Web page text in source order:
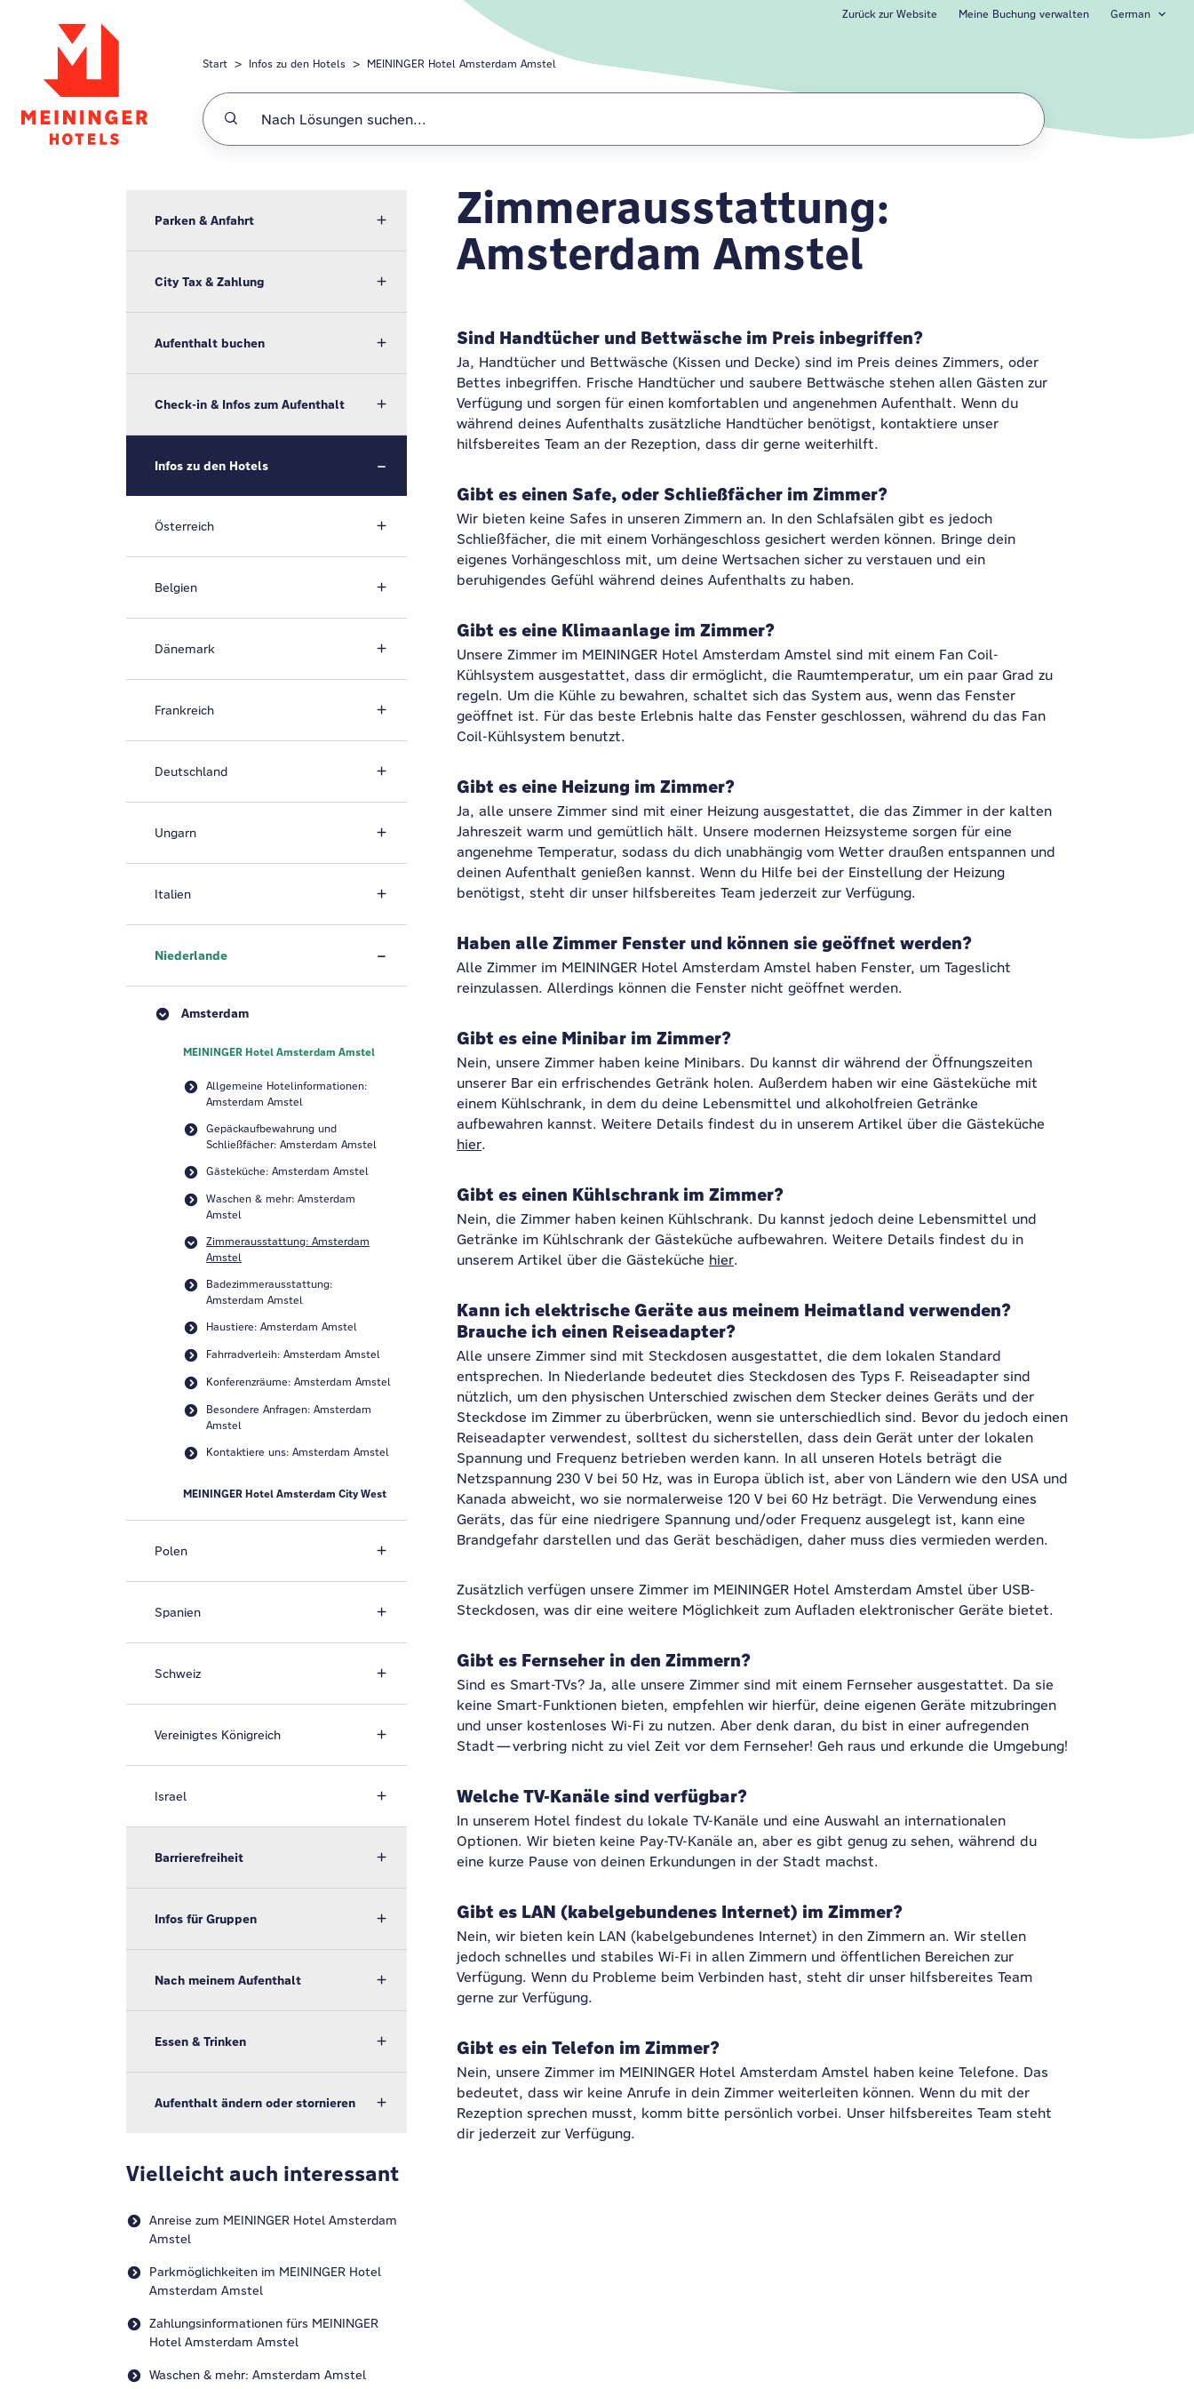
Zurück zur Website Meine Buchung verwalten German
Start Infos zu den Hotels MEININGER Hotel Amsterdam Amstel
MEININGER Hotel Amsterdam
Zimmerausstattung:
Amsterdam Amstel
Sind Handtücher und Bettwäsche im Preis inbegriffen?
Ja, Handtücher und Bettwäsche (Kissen und Decke) sind im Preis deines Zimmers, oder
Bettes inbegriffen. Frische Handtücher und saubere Bettwäsche stehen allen Gästen zur
Verfügung und sorgen für einen komfortablen und angenehmen Aufenthalt. Wenn du
während deines Aufenthalts zusätzliche Handtücher benötigst, kontaktiere unser
hilfsbereites Team an der Rezeption, dass dir gerne weiterhilft.
Gibt es einen Safe, oder Schließfächer im Zimmer?
Wir bieten keine Safes in unseren Zimmern an. In den Schlafsälen gibt es jedoch
Schließfächer, die mit einem Vorhängeschloss gesichert werden können. Bringe dein
eigenes Vorhängeschloss mit, um deine Wertsachen sicher zu verstauen und ein
beruhigendes Gefühl während deines Aufenthalts zu haben.
Gibt es eine Klimaanlage im Zimmer?
Unsere Zimmer im MEININGER Hotel Amsterdam Amstel sind mit einem Fan Coil-
Kühlsystem ausgestattet, dass dir ermöglicht, die Raumtemperatur, um ein paar Grad zu
regeln. Um die Kühle zu bewahren, schaltet sich das System aus, wenn das Fenster
geöffnet ist. Für das beste Erlebnis halte das Fenster geschlossen, während du das Fan
Coil-Kühlsystem benutzt.
Gibt es eine Heizung im Zimmer?
Ja, alle unsere Zimmer sind mit einer Heizung ausgestattet, die das Zimmer in der kalten
Jahreszeit warm und gemütlich hält. Unsere modernen Heizsysteme sorgen für eine
angenehme Temperatur, sodass du dich unabhängig vom Wetter draußen entspannen und
deinen Aufenthalt genießen kannst. Wenn du Hilfe bei der Einstellung der Heizung
benötigst, steht dir unser hilfsbereites Team jederzeit zur Verfügung.
Haben alle Zimmer Fenster und können sie geöffnet werden?
Alle Zimmer im MEININGER Hotel Amsterdam Amstel haben Fenster, um Tageslicht
reinzulassen. Allerdings können die Fenster nicht geöffnet werden.
Gibt es eine Minibar im Zimmer?
Nein, unsere Zimmer haben keine Minibars. Du kannst dir während der Öffnungszeiten
unserer Bar ein erfrischendes Getränk holen. Außerdem haben wir eine Gästeküche mit
einem Kühlschrank, in dem du deine Lebensmittel und alkoholfreien Getränke
aufbewahren kannst. Weitere Details findest du in unserem Artikel über die Gästeküche
hier.
Gibt es einen Kühlschrank im Zimmer?
Nein, die Zimmer haben keinen Kühlschrank. Du kannst jedoch deine Lebensmittel und
Getränke im Kühlschrank der Gästeküche aufbewahren. Weitere Details findest du in
unserem Artikel über die Gästeküche hier.
Kann ich elektrische Geräte aus meinem Heimatland verwenden?
Brauche ich einen Reiseadapter?
Alle unsere Zimmer sind mit Steckdosen ausgestattet, die dem lokalen Standard
entsprechen. In Niederlande bedeutet dies Steckdosen des Typs F. Reiseadapter sind
nützlich, um den physischen Unterschied zwischen dem Stecker deines Geräts und der
Steckdose im Zimmer zu überbrücken, wenn sie unterschiedlich sind. Bevor du jedoch einen
Reiseadapter verwendest, solltest du sicherstellen, dass dein Gerät unter der lokalen
Spannung und Frequenz betrieben werden kann. In all unseren Hotels beträgt die
Netzspannung 230 V bei 50 Hz, was in Europa üblich ist, aber von Ländern wie den USA und
Kanada abweicht, wo sie normalerweise 120 V bei 60 Hz beträgt. Die Verwendung eines
Geräts, das für eine niedrigere Spannung und/oder Frequenz ausgelegt ist, kann eine
Brandgefahr darstellen und das Gerät beschädigen, daher muss dies vermieden werden.
Zusätzlich verfügen unsere Zimmer im MEININGER Hotel Amsterdam Amstel über USB-
Steckdosen, was dir eine weitere Möglichkeit zum Aufladen elektronischer Geräte bietet.
Gibt es Fernseher in den Zimmern?
Sind es Smart-TVs? Ja, alle unsere Zimmer sind mit einem Fernseher ausgestattet. Da sie
keine Smart-Funktionen bieten, empfehlen wir hierfür, deine eigenen Geräte mitzubringen
und unser kostenloses Wi-Fi zu nutzen. Aber denk daran, du bist in einer aufregenden
Stadt—verbring nicht zu viel Zeit vor dem Fernseher! Geh raus und erkunde die Umgebung!
Welche TV-Kanäle sind verfügbar?
In unserem Hotel findest du lokale TV-Kanäle und eine Auswahl an internationalen
Optionen. Wir bieten keine Pay-TV-Kanäle an, aber es gibt genug zu sehen, während du
eine kurze Pause von deinen Erkundungen in der Stadt machst.
Gibt es LAN (kabelgebundenes Internet) im Zimmer?
Nein, wir bieten kein LAN (kabelgebundenes Internet) in den Zimmern an. Wir stellen
jedoch schnelles und stabiles Wi-Fi in allen Zimmern und öffentlichen Bereichen zur
Verfügung. Wenn du Probleme beim Verbinden hast, steht dir unser hilfsbereites Team
gerne zur Verfügung.
Gibt es ein Telefon im Zimmer?
Nein, unsere Zimmer im MEININGER Hotel Amsterdam Amstel haben keine Telefone. Das
bedeutet, dass wir keine Anrufe in dein Zimmer weiterleiten können. Wenn du mit der
Rezeption sprechen musst, komm bitte persönlich vorbei. Unser hilfsbereites Team steht
dir jederzeit zur Verfügung.
Parken & Anfahrt
City Tax & Zahlung
Aufenthalt buchen
Check-in & Infos zum Aufenthalt
Infos zu den Hotels
Österreich
Belgien
Dänemark
Frankreich
Deutschland
Ungarn
Italien
Niederlande
Amsterdam
MEININGER Hotel Amsterdam Amstel
Allgemeine Hotelinformationen:
Amsterdam Amstel
Gepäckaufbewahrung und
Schließfächer: Amsterdam Amstel
Gästeküche: Amsterdam Amstel
Waschen & mehr: Amsterdam
Amstel
Zimmerausstattung: Amsterdam
Amstel
Badezimmerausstattung:
Amsterdam Amstel
Haustiere: Amsterdam Amstel
Fahrradverleih: Amsterdam Amstel
Konferenzräume: Amsterdam Amstel
Besondere Anfragen: Amsterdam
Amstel
Kontaktiere uns: Amsterdam Amstel
MEININGER Hotel Amsterdam City West
Polen
Spanien
Schweiz
Vereinigtes Königreich
Israel
Barrierefreiheit
Infos für Gruppen
Nach meinem Aufenthalt
Essen & Trinken
Aufenthalt ändern oder stornieren
Vielleicht auch interessant
Anreise zum MEININGER Hotel Amsterdam
Amstel
Parkmöglichkeiten im MEININGER Hotel
Amsterdam Amstel
Zahlungsinformationen fürs MEININGER
Hotel Amsterdam Amstel
Waschen & mehr: Amsterdam Amstel